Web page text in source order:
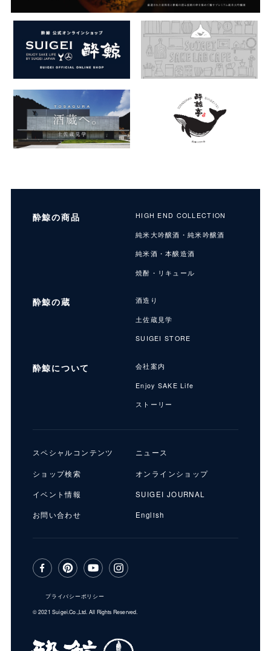
酔鯨の商品 HIGH END COLLECTION
純米大吟醸酒・純米吟醸酒
純米酒・本醸造酒
焼酎・リキュール
酔鯨の蔵 酒造り
土佐蔵見学
SUIGEI STORE
酔鯨について 会社案内
Enjoy SAKE Life
ストーリー
ニュース
スペシャルコンテンツ
ショップ検索 オンラインショップ
イベント情報 SUIGEI JOURNAL
お問い合わせ English
プライバシーポリシー
© 2021 Suigei.Co.,Ltd. All Rights Reserved.